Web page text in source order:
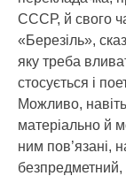
СССР, й свого
«Березіль»,
яку треба
стосується і
Можливо,
матеріально й
ним пов’язані,
безпредметний,